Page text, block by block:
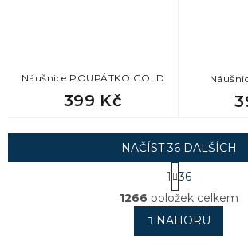
Náušnice POUPÁTKO GOLD
399 Kč
O
v
l
á
NAČÍST 36 DALŠÍCH
S
t
r
á
n
k
1
36
1266 položek celkem
NAHORU